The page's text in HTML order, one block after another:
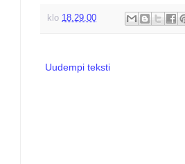
klo 18.29.00
Uudempi teksti